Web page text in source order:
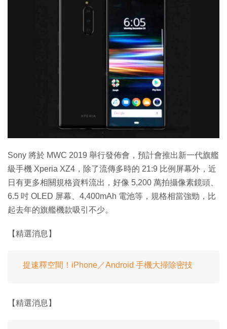
Enterprise Digital Transformation
Sony 將於 MWC 2019 舉行發佈會，預計會推出新一代旗艦
級手機 Xperia XZ4，除了流傳多時的 21:9 比例屏幕外，近
日有更多相關規格資料流出，好像 5,200 萬拍攝像素鏡頭、
6.5 吋 OLED 屏幕、4,400mAh 電池等，規格相當強勁，比
起去年的旗艦機款吸引不少。
【精選消息】
提速釋空間！iPhone／Android 手機大掃除密技
【精選消息】